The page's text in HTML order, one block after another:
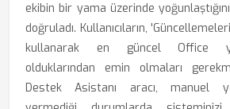
ekibin bir yama üzerinde
doğruladı. Kullanıcıların,
kullanarak en güncel Office
olduklarından emin olmaları
Destek Asistanı aracı, manuel